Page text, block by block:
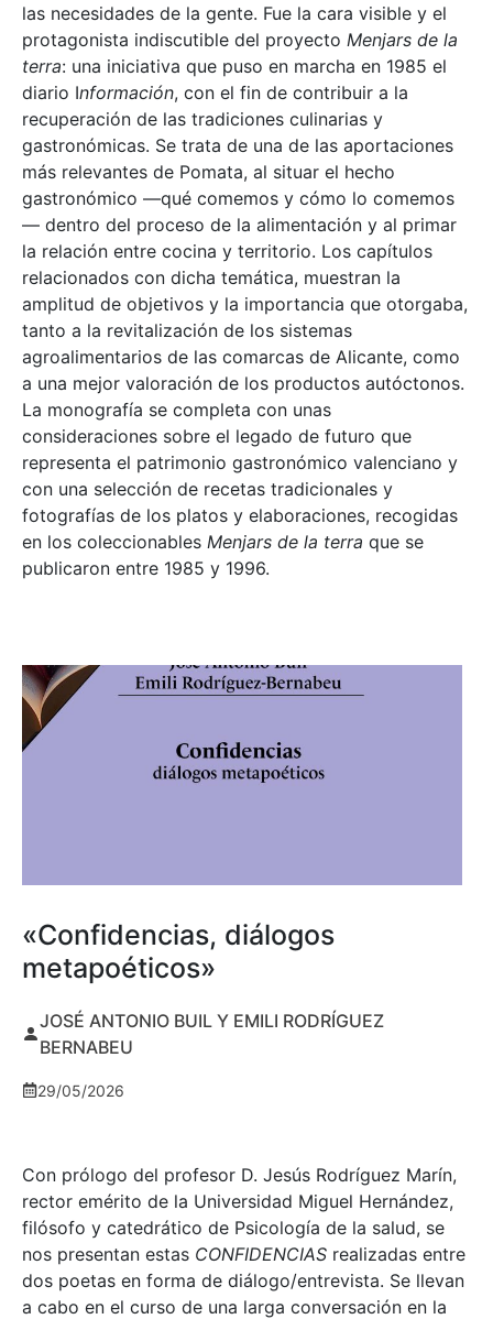
las necesidades de la gente. Fue la cara visible y el
protagonista indiscutible del proyecto Menjars de la
terra: una iniciativa que puso en marcha en 1985 el
diario Información, con el fin de contribuir a la
recuperación de las tradiciones culinarias y
gastronómicas. Se trata de una de las aportaciones
más relevantes de Pomata, al situar el hecho
gastronómico —qué comemos y cómo lo comemos
— dentro del proceso de la alimentación y al primar
la relación entre cocina y territorio. Los capítulos
relacionados con dicha temática, muestran la
amplitud de objetivos y la importancia que otorgaba,
tanto a la revitalización de los sistemas
agroalimentarios de las comarcas de Alicante, como
a una mejor valoración de los productos autóctonos.
La monografía se completa con unas
consideraciones sobre el legado de futuro que
representa el patrimonio gastronómico valenciano y
con una selección de recetas tradicionales y
fotografías de los platos y elaboraciones, recogidas
en los coleccionables Menjars de la terra que se
publicaron entre 1985 y 1996.
«Confidencias, diálogos
metapoéticos»
JOSÉ ANTONIO BUIL Y EMILI RODRÍGUEZ
BERNABEU
29/05/2026
Con prólogo del profesor D. Jesús Rodríguez Marín,
rector emérito de la Universidad Miguel Hernández,
filósofo y catedrático de Psicología de la salud, se
nos presentan estas CONFIDENCIAS realizadas entre
dos poetas en forma de diálogo/entrevista. Se llevan
a cabo en el curso de una larga conversación en la